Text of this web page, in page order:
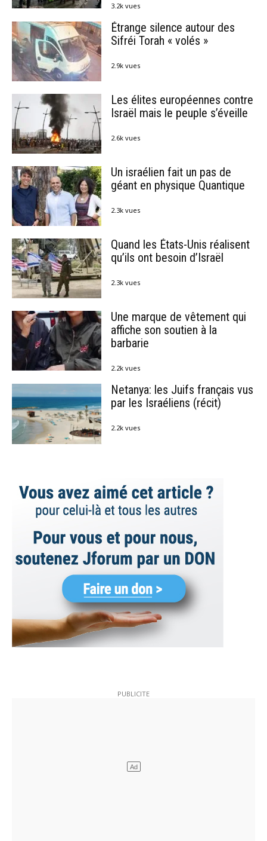
3.2k vues
Étrange silence autour des
Sifréi Torah « volés »
2.9k vues
Les élites européennes contre
Israël mais le peuple s’éveille
2.6k vues
Un israélien fait un pas de
géant en physique Quantique
2.3k vues
Quand les États-Unis réalisent
qu’ils ont besoin d’Israël
2.3k vues
Une marque de vêtement qui
affiche son soutien à la
barbarie
2.2k vues
Netanya: les Juifs français vus
par les Israéliens (récit)
2.2k vues